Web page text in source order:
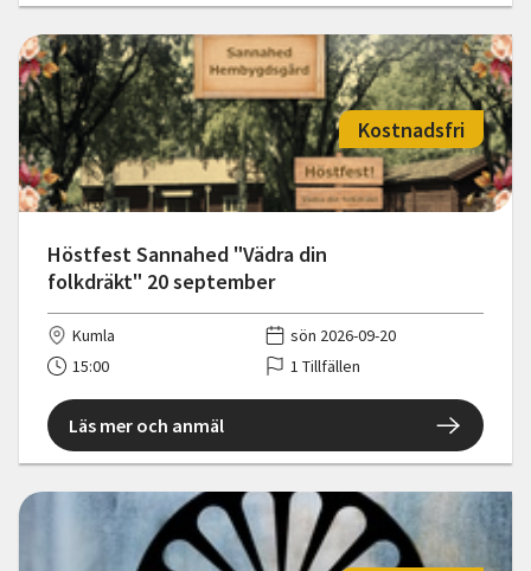
Höstfest Sannahed "Vädra din
folkdräkt" 20 september
Kostnadsfri
Kumla
sön 2026-09-20
15:00
1 Tillfällen
Läs mer och anmäl